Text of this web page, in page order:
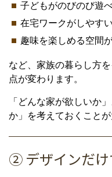
子どもがのびのび遊
在宅ワークがしやす
趣味を楽しめる空間
など、家族の暮らし方
点が変わります。
「どんな家が欲しいか
か」を考えておくことが
② デザインだけ